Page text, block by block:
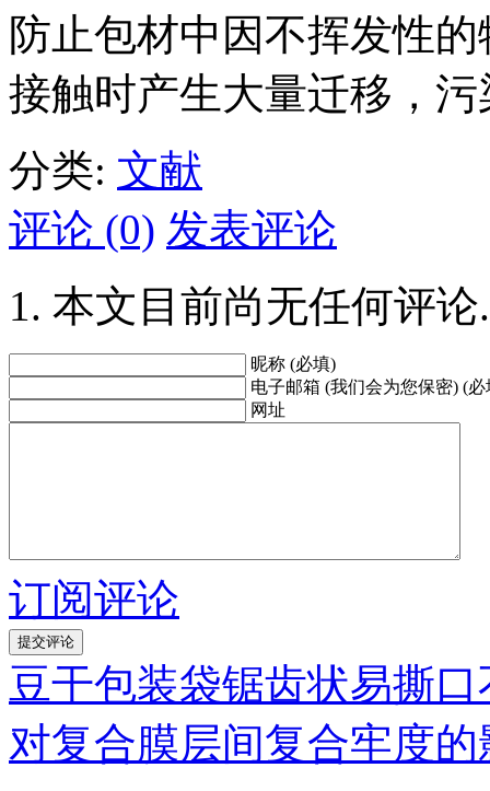
防止包材中因不挥发性
接触时产生大量迁移，
分类: 文献
评论 (0) 发表评论
本文目前尚无任何评论.
昵称 (必填)
电子邮箱 (我们会为您保密) (必
网址
订阅评论
豆干包装袋锯齿状易撕
对复合膜层间复合牢度